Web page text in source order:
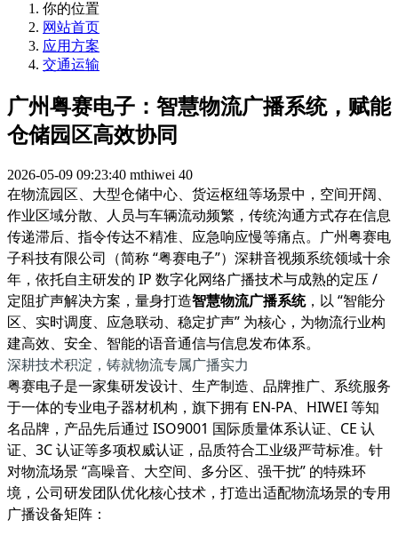
你的位置
网站首页
应用方案
交通运输
广州粤赛电子：智慧物流广播系统，赋能
仓储园区高效协同
2026-05-09 09:23:40 mthiwei 40
在物流园区、大型仓储中心、货运枢纽等场景中，空间开阔、
作业区域分散、人员与车辆流动频繁，传统沟通方式存在信息
传递滞后、指令传达不精准、应急响应慢等痛点。广州粤赛电
子科技有限公司（简称 “粤赛电子”）深耕音视频系统领域十余
年，依托自主研发的 IP 数字化网络广播技术与成熟的定压 /
定阻扩声解决方案，量身打造智慧物流广播系统，以 “智能分
区、实时调度、应急联动、稳定扩声” 为核心，为物流行业构
建高效、安全、智能的语音通信与信息发布体系。
深耕技术积淀，铸就物流专属广播实力
粤赛电子是一家集研发设计、生产制造、品牌推广、系统服务
于一体的专业电子器材机构，旗下拥有 EN-PA、HIWEI 等知
名品牌，产品先后通过 ISO9001 国际质量体系认证、CE 认
证、3C 认证等多项权威认证，品质符合工业级严苛标准。针
对物流场景 “高噪音、大空间、多分区、强干扰” 的特殊环
境，公司研发团队优化核心技术，打造出适配物流场景的专用
广播设备矩阵：